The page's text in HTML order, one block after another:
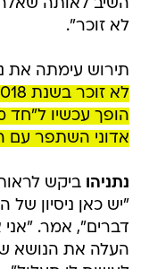
השיב לאותה שאלה:
לא זוכר".
תירוש עימתה את
הופך עכשיו ל"חד
אדוני השתפר עם
נתניהו ביקש
"יש כאן ניסיון של
דברים", אמר.
העלה את הנושא